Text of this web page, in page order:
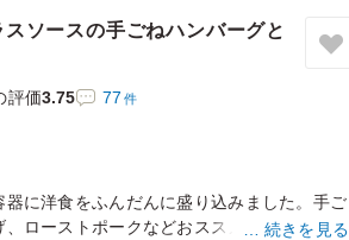
スソースの手ごねハンバーグと
評価3.75 77 件
に洋食をふんだんに盛り込みました。手ご
ローストポークなどおススメのメニューを
続きを見る